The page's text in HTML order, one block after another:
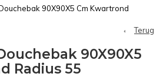
90X90X5 Cm Kwartrond
Terug
90X90X5
Radius 55